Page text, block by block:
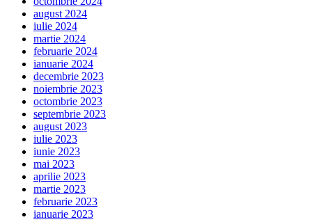
august 2024
iulie 2024
martie 2024
februarie 2024
ianuarie 2024
decembrie 2023
noiembrie 2023
octombrie 2023
septembrie 2023
august 2023
iulie 2023
iunie 2023
mai 2023
aprilie 2023
martie 2023
februarie 2023
ianuarie 2023